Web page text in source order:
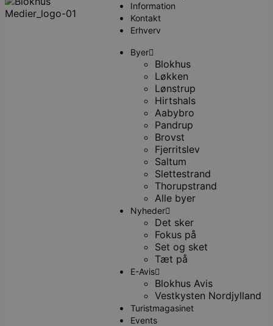
Information
Kontakt
Erhverv
Byer
Blokhus
Løkken
Lønstrup
Hirtshals
Aabybro
Pandrup
Brovst
Fjerritslev
Saltum
Slettestrand
Thorupstrand
Alle byer
Nyheder
Det sker
Fokus på
Set og sket
Tæt på
E-Avis
Blokhus Avis
Vestkysten Nordjylland
Turistmagasinet
Events